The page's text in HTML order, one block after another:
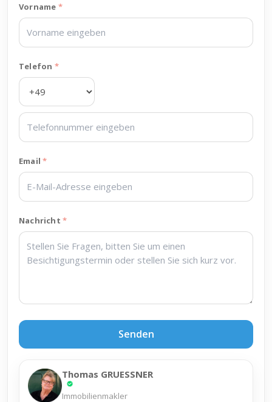
Vorname
Telefon
Email
Nachricht
Senden
Thomas GRUESSNER
Immobilienmakler